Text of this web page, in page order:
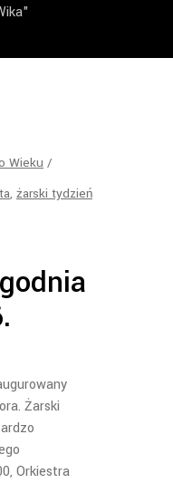
Wieku
, żarski tydzień
Żarski
Orkiestra